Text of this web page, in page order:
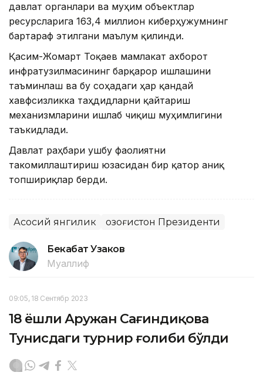
давлат органлари ва муҳим объектлар
ресурсларига 163,4 миллион киберҳужумнинг
бартараф этилгани маълум қилинди.
Қасим-Жомарт Тоқаев мамлакат ахборот
инфратузилмасининг барқарор ишлашини
таъминлаш ва бу соҳадаги ҳар қандай
хавфсизликка таҳдидларни қайтариш
механизмларини ишлаб чиқиш муҳимлигини
таъкидлади.
Давлат раҳбари ушбу фаолиятни
такомиллаштириш юзасидан бир қатор аниқ
топшириқлар берди.
Асосий янгилик Қозоғистон Президенти
Бекабат Узаков
Муаллиф
09:05, 18 Сентябр 2023
18 ёшли Аружан Сағиндиқова
Тунисдаги турнир ғолиби бўлди